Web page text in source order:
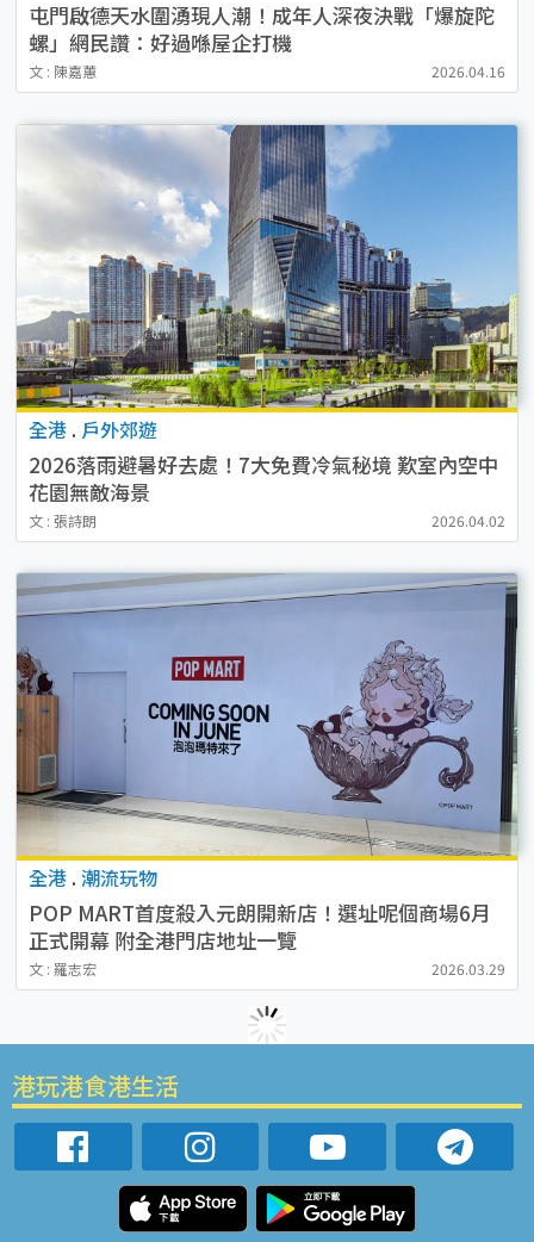
屯門啟德天水圍湧現人潮！成年人深夜決戰「爆旋陀
螺」網民讚：好過喺屋企打機
文 : 陳嘉蕙 2026.04.16
全港 . 戶外郊遊
2026落雨避暑好去處！7大免費冷氣秘境 歎室內空中
花園無敵海景
文 : 張詩朗 2026.04.02
全港 . 潮流玩物
POP MART首度殺入元朗開新店！選址呢個商場6月
正式開幕 附全港門店地址一覽
文 : 羅志宏 2026.03.29
港玩港食港生活